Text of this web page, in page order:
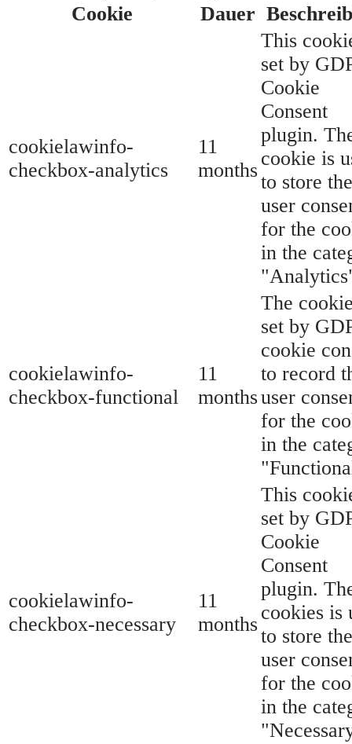
Cookie
Dauer
cookielawinfo-
checkbox-analytics
11
months
This
set by
Cookie
Consent
plugin.
cookie is
to store the
user
for the
in the
cookielawinfo-
checkbox-functional
11
months
The
set by
cookie
to record
user
for the
in the
cookielawinfo-
checkbox-necessary
11
months
This
set by
Cookie
Consent
plugin.
cookies is
to store the
user
for the
in the